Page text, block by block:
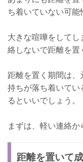
ち着いていない可能
大きな喧嘩をして
絡しないで距離を置
距離を置く期間は
持ちが落ち着いて
るといいでしょう。
まずは、軽い連絡か
距離を置いて